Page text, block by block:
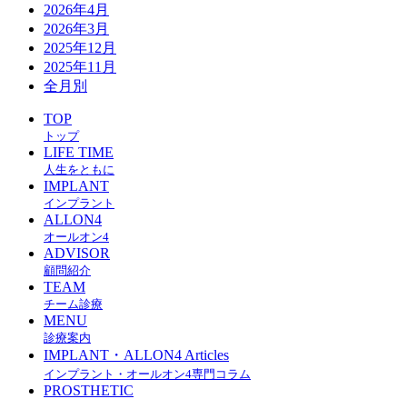
2026年4月
2026年3月
2025年12月
2025年11月
全月別
TOP
トップ
LIFE TIME
人生をともに
IMPLANT
インプラント
ALLON4
オールオン4
ADVISOR
顧問紹介
TEAM
チーム診療
MENU
診療案内
IMPLANT・ALLON4 Articles
インプラント・オールオン4専門コラム
PROSTHETIC